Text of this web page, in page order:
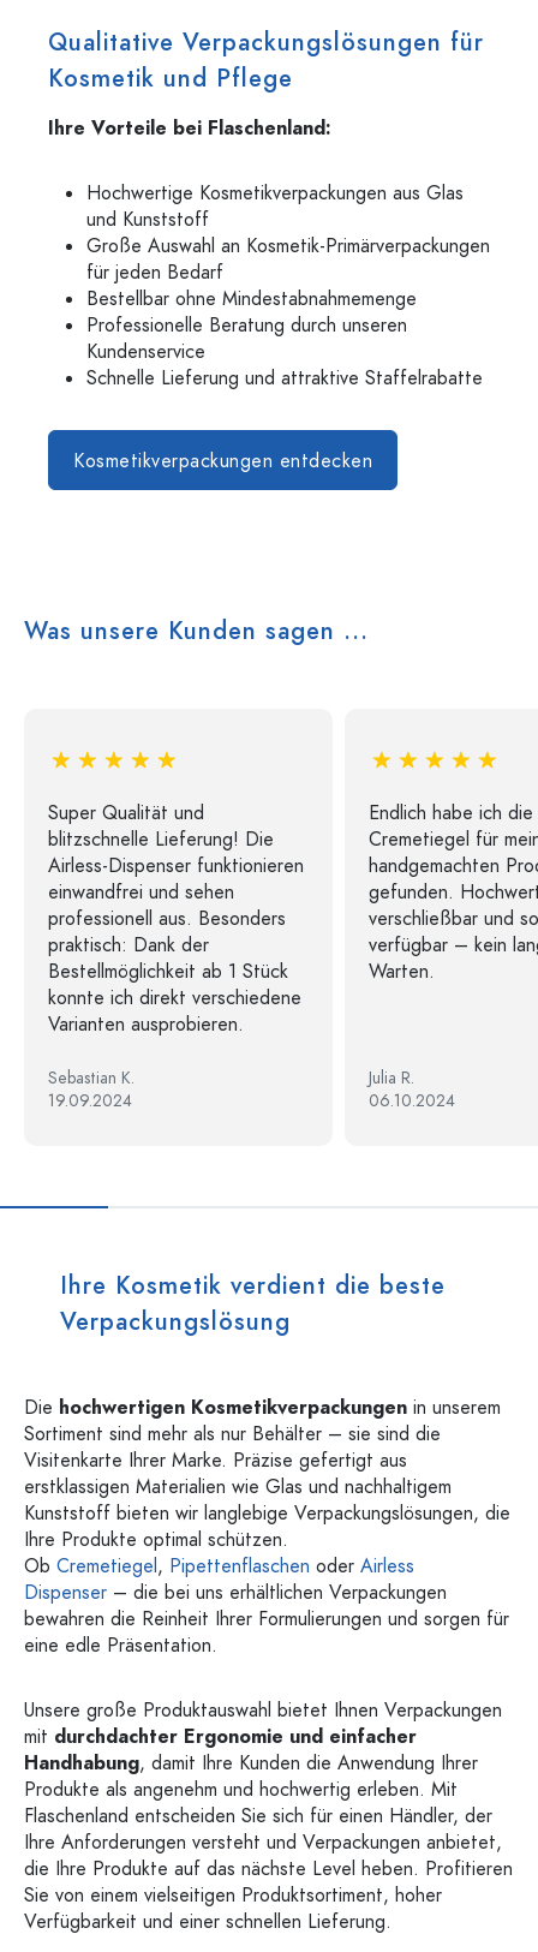
Qualitative Verpackungslösungen für
Kosmetik und Pflege
Ihre Vorteile bei Flaschenland:
Hochwertige Kosmetikverpackungen aus Glas
und Kunststoff
Große Auswahl an Kosmetik-Primärverpackungen
für jeden Bedarf
Bestellbar ohne Mindestabnahmemenge
Professionelle Beratung durch unseren
Kundenservice
Schnelle Lieferung und attraktive Staffelrabatte
Kosmetikverpackungen entdecken
Was unsere Kunden sagen ...
Super Qualität und
blitzschnelle Lieferung! Die
Airless-Dispenser funktionieren
einwandfrei und sehen
professionell aus. Besonders
praktisch: Dank der
Bestellmöglichkeit ab 1 Stück
konnte ich direkt verschiedene
Varianten ausprobieren.
Sebastian K.
19.09.2024
Endlich habe ich
Cremetiegel für
handgemachten
gefunden.
verschließbar und
verfügbar – kein
Warten.
Julia R.
06.10.2024
Ihre Kosmetik verdient die beste
Verpackungslösung
Die hochwertigen Kosmetikverpackungen in unserem
Sortiment sind mehr als nur Behälter – sie sind die
Visitenkarte Ihrer Marke. Präzise gefertigt aus
erstklassigen Materialien wie Glas und nachhaltigem
Kunststoff bieten wir langlebige Verpackungslösungen, die
Ihre Produkte optimal schützen.
Ob Cremetiegel, Pipettenflaschen oder Airless
Dispenser – die bei uns erhältlichen Verpackungen
bewahren die Reinheit Ihrer Formulierungen und sorgen für
eine edle Präsentation.
Unsere große Produktauswahl bietet Ihnen Verpackungen
mit durchdachter Ergonomie und einfacher
Handhabung, damit Ihre Kunden die Anwendung Ihrer
Produkte als angenehm und hochwertig erleben. Mit
Flaschenland entscheiden Sie sich für einen Händler, der
Ihre Anforderungen versteht und Verpackungen anbietet,
die Ihre Produkte auf das nächste Level heben. Profitieren
Sie von einem vielseitigen Produktsortiment, hoher
Verfügbarkeit und einer schnellen Lieferung.